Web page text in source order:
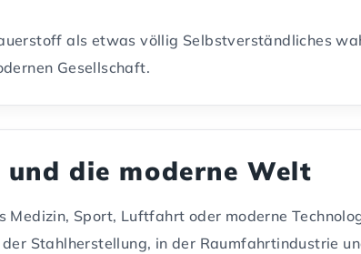
als etwas völlig Selbstverständliches
Gesellschaft.
die moderne Welt
Medizin, Sport, Luftfahrt oder moderne
Stahlherstellung, in der Raumfahrtindustrie